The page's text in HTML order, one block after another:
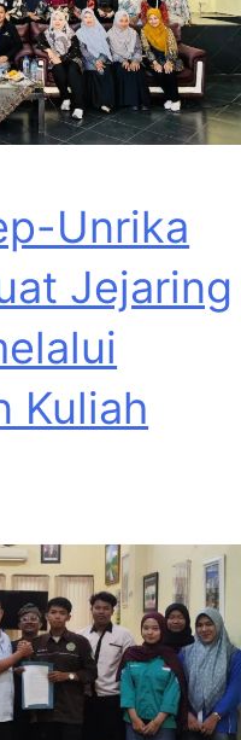
Unrika
Jejaring
Kuliah